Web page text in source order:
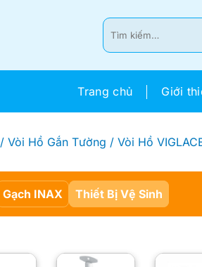
Tìm
kiếm:
Trang chủ Giới
/ Vòi Hồ Gắn Tường / Vòi Hồ
Gạch INAX Thiết Bị Vệ Sinh